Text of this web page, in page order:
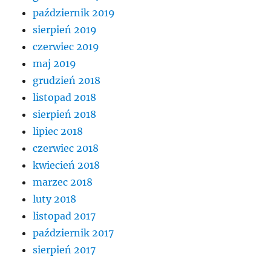
październik 2019
sierpień 2019
czerwiec 2019
maj 2019
grudzień 2018
listopad 2018
sierpień 2018
lipiec 2018
czerwiec 2018
kwiecień 2018
marzec 2018
luty 2018
listopad 2017
październik 2017
sierpień 2017